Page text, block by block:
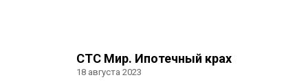
СТС Мир. Ипотечный крах
18 августа 2023